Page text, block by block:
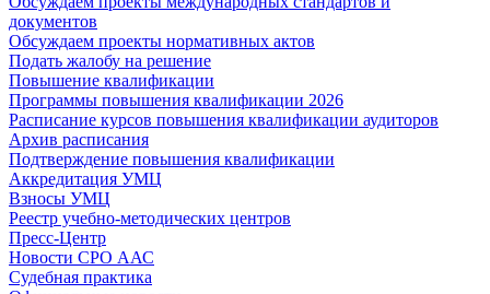
документов
Обсуждаем проекты нормативных актов
Подать жалобу на решение
Повышение квалификации
Программы повышения квалификации 2026
Расписание курсов повышения квалификации аудиторов
Архив расписания
Подтверждение повышения квалификации
Аккредитация УМЦ
Взносы УМЦ
Реестр учебно-методических центров
Пресс-Центр
Новости СРО ААС
Судебная практика